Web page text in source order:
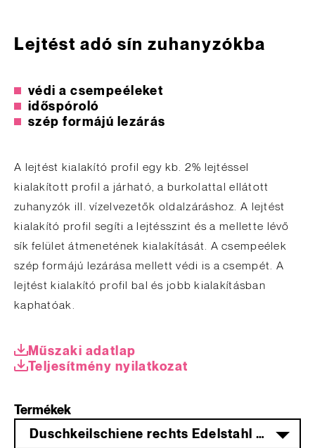
Lejtést adó sín zuhanyzókba
védi a csempeéleket
időspóroló
szép formájú lezárás
A lejtést kialakító profil egy kb. 2% lejtéssel
kialakított profil a járható, a burkolattal ellátott
zuhanyzók ill. vízelvezetők oldalzáráshoz. A lejtést
kialakító profil segíti a lejtésszint és a mellette lévő
sík felület átmenetének kialakítását. A csempeélek
szép formájú lezárása mellett védi is a csempét. A
lejtést kialakító profil bal és jobb kialakításban
kaphatóak.
Műszaki adatlap
Teljesítmény nyilatkozat
Termékek
Duschkeilschiene rechts Edelstahl V2A gebürstet MG 11 1,48 m